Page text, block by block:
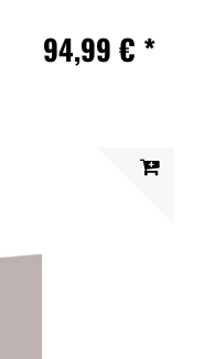
94,99 € *